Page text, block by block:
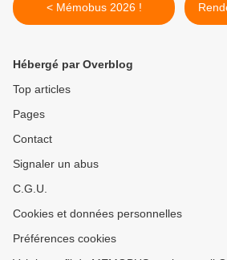
< Mémobus 2026 !
Hébergé par Overblog
Top articles
Pages
Contact
Signaler un abus
C.G.U.
Cookies et données personnelles
Préférences cookies